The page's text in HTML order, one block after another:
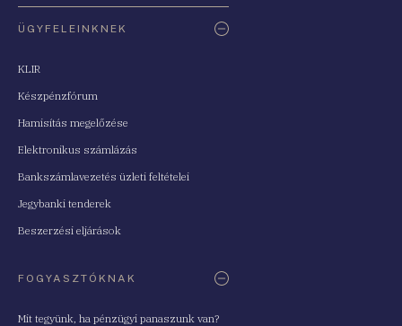
ÜGYFELEINKNEK
KLIR
Készpénzfórum
Hamisítás megelőzése
Elektronikus számlázás
Bankszámlavezetés üzleti feltételei
Jegybanki tenderek
Beszerzési eljárások
FOGYASZTÓKNAK
Mit tegyünk, ha pénzügyi panaszunk van?